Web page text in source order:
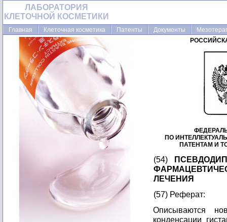
ЛАБОРАТОРИЯ
КЛЕТОЧНОЙ КОСМЕТИКИ
Главная Клеточная косметика Патенты Документы
ПО
ПАТЕНТАМ И
(54)
ЛЕЧЕНИЯ
(57) Реферат:
Описываются
конденсации